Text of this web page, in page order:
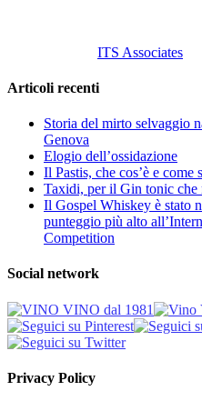
ITS Associates
Articoli recenti
Storia del mirto selvaggio
Genova
Elogio dell’ossidazione
Il Pastis, che cos’è e
Taxidi, per il Gin tonic che
Il Gospel Whiskey è stato
punteggio più alto
Competition
Social network
Privacy Policy